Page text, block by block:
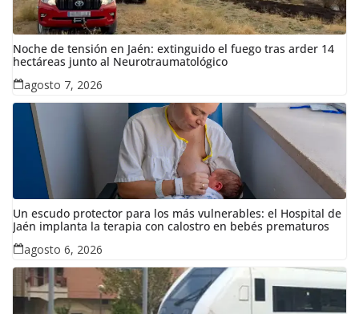
Noche de tensión en Jaén: extinguido el fuego tras arder 14
hectáreas junto al Neurotraumatológico
agosto 7, 2026
Un escudo protector para los más vulnerables: el Hospital de
Jaén implanta la terapia con calostro en bebés prematuros
agosto 6, 2026